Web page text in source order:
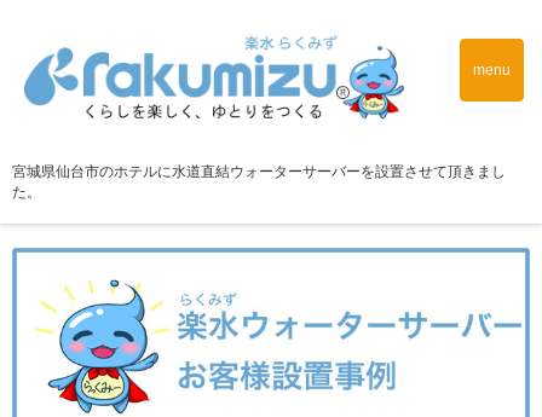
menu
宮城県仙台市のホテルに水道直結ウォーターサーバーを設置させて頂きまし
た。